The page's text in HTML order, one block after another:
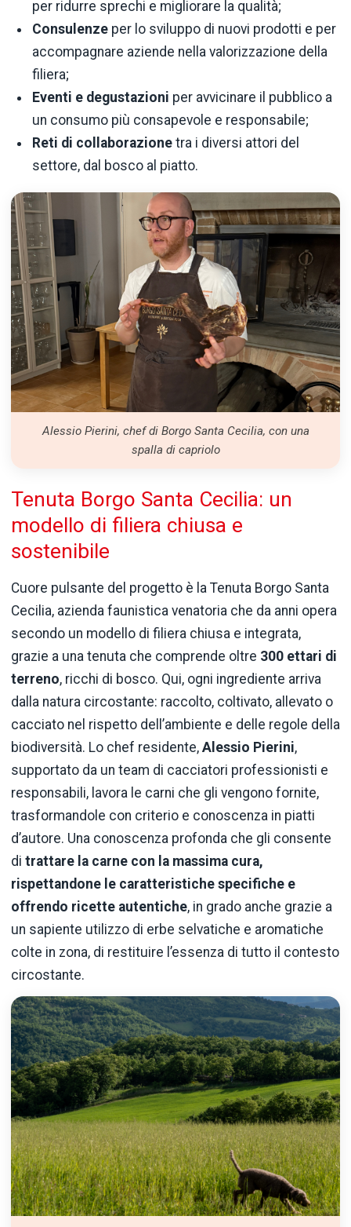
per ridurre sprechi e migliorare la qualità;
Consulenze per lo sviluppo di nuovi prodotti e per
accompagnare aziende nella valorizzazione della
filiera;
Eventi e degustazioni per avvicinare il pubblico a
un consumo più consapevole e responsabile;
Reti di collaborazione tra i diversi attori del
settore, dal bosco al piatto.
Alessio Pierini, chef di Borgo Santa Cecilia, con una
spalla di capriolo
Tenuta Borgo Santa Cecilia: un
modello di filiera chiusa e
sostenibile
Cuore pulsante del progetto è la Tenuta Borgo Santa
Cecilia, azienda faunistica venatoria che da anni opera
secondo un modello di filiera chiusa e integrata,
grazie a una tenuta che comprende oltre 300 ettari di
terreno, ricchi di bosco. Qui, ogni ingrediente arriva
dalla natura circostante: raccolto, coltivato, allevato o
cacciato nel rispetto dell’ambiente e delle regole della
biodiversità. Lo chef residente, Alessio Pierini,
supportato da un team di cacciatori professionisti e
responsabili, lavora le carni che gli vengono fornite,
trasformandole con criterio e conoscenza in piatti
d’autore. Una conoscenza profonda che gli consente
di trattare la carne con la massima cura,
rispettandone le caratteristiche specifiche e
offrendo ricette autentiche, in grado anche grazie a
un sapiente utilizzo di erbe selvatiche e aromatiche
colte in zona, di restituire l’essenza di tutto il contesto
circostante.